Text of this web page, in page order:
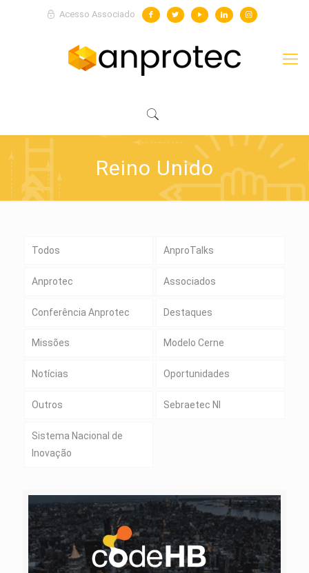
Acesso Associado
Reino Unido
Todos AnproTalks
Anprotec Associados
Conferência Anprotec Destaques
Missões Modelo Cerne
Notícias Oportunidades
Outros Sebraetec NI
Sistema Nacional de
Inovação